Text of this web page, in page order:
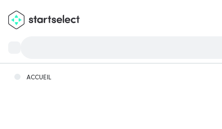
ACCUEIL